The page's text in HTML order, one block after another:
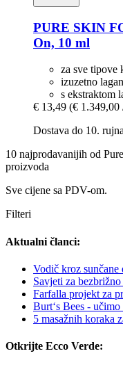
PURE SKIN
On, 10 ml
za sve tipove
izuzetno
s ekstraktom
€ 13,49 (€ 1.349,00
Dostava do 10. rujna
10 najprodavanijih od
proizvoda
Sve cijene sa PDV-om.
Filteri
Aktualni članci:
Vodič kroz sunčane
Savjeti za
Farfalla projekt za
Burt‘s Bees - učimo
5 masažnih koraka
Otkrijte Ecco Verde: